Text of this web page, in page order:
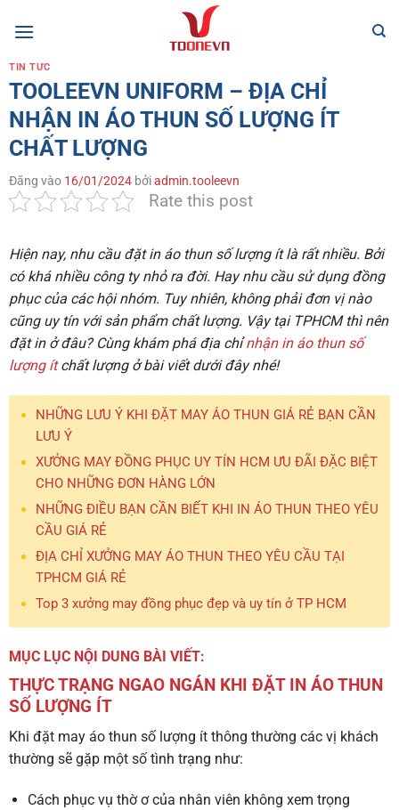
qua
TIN TỨC
TOOLEEVN UNIFORM – ĐỊA CHỈ
NHẬN IN ÁO THUN SỐ LƯỢNG ÍT
CHẤT LƯỢNG
Đăng vào 16/01/2024 bởiadmin.tooleevn
Rate this post
Hiện nay, nhu cầu đặt in áo thun số lượng ít là rất nhiều. Bởi
có khá nhiều công ty nhỏ ra đời. Hay nhu cầu sử dụng đồng
phục của các hội nhóm. Tuy nhiên, không phải đơn vị nào
cũng uy tín với sản phẩm chất lượng. Vậy tại TPHCM thì nên
đặt in ở đâu? Cùng khám phá địa chỉnhận in áo thun số
lượng ítchất lượng ở bài viết dưới đây nhé!
NHỮNG LƯU Ý KHI ĐẶT MAY ÁO THUN GIÁ RẺ BẠN CẦN
LƯU Ý
XƯỞNG MAY ĐỒNG PHỤC UY TÍN HCM ƯU ĐÃI ĐẶC BIỆT
CHO NHỮNG ĐƠN HÀNG LỚN
NHỮNG ĐIỀU BẠN CẦN BIẾT KHI IN ÁO THUN THEO YÊU
CẦU GIÁ RẺ
ĐỊA CHỈ XƯỞNG MAY ÁO THUN THEO YÊU CẦU TẠI
TPHCM GIÁ RẺ
Top 3 xưởng may đồng phục đẹp và uy tín ở TP HCM
MỤC LỤC NỘI DUNG BÀI VIẾT:
THỰC TRẠNG NGAO NGÁN KHI ĐẶT IN ÁO THUN
SỐ LƯỢNG ÍT
Khi đặt may áo thun số lượng ít thông thường các vị khách
thường sẽ gặp một số tình trạng như:
Cách phục vụ thờ ơ của nhân viên không xem trọng